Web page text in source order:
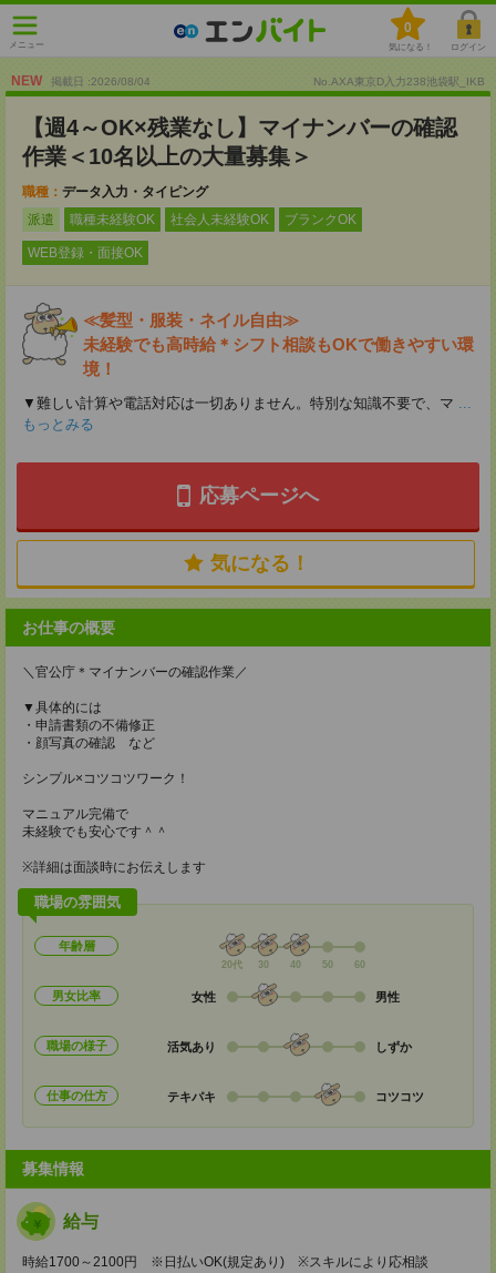
メニュー
0
気になる！ ログイン
NEW 掲載日 :2026/08/04 No.AXA東京D入力238池袋駅_IKB
【週4～OK×残業なし】マイナンバーの確認
作業＜10名以上の大量募集＞
職種： データ入力・タイピング
派遣
職種未経験OK 社会人未経験OK ブランクOK
WEB登録・面接OK
≪髪型・服装・ネイル自由≫
未経験でも高時給＊シフト相談もOKで働きやすい環
境！
▼難しい計算や電話対応は一切ありません。特別な知識不要で、マ ...
もっとみる
応募ページへ
気になる！
お仕事の概要
＼官公庁＊マイナンバーの確認作業／
▼具体的には
・申請書類の不備修正
・顔写真の確認 など
シンプル×コツコツワーク！
マニュアル完備で
未経験でも安心です＾＾
※詳細は面談時にお伝えします
職場の雰囲気
年齢層
20代 30 40 50 60
男女比率 女性 男性
職場の様子 活気あり しずか
仕事の仕方 テキパキ コツコツ
募集情報
給与
時給1700～2100円 ※日払いOK(規定あり) ※スキルにより応相談